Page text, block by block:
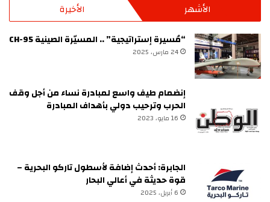
الأشهر الأخيرة
“مُسيرة إستراتيجية” .. المسيّرة الصينية CH-95
24 مارس، 2025
إنضمام طيف واسع لمبادرة نساء من أجل وقف
الحرب وترحيب دولي بأهداف المبادرة
16 مايو، 2023
الجابرة: أحدث إضافة لأسطول تاركو البحرية –
قوة حديثة في أعالي البحار
6 أبريل، 2025